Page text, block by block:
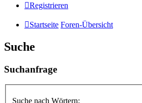
Registrieren
Startseite Foren-Übersicht
Suche
Suchanfrage
Suche nach Wörtern: